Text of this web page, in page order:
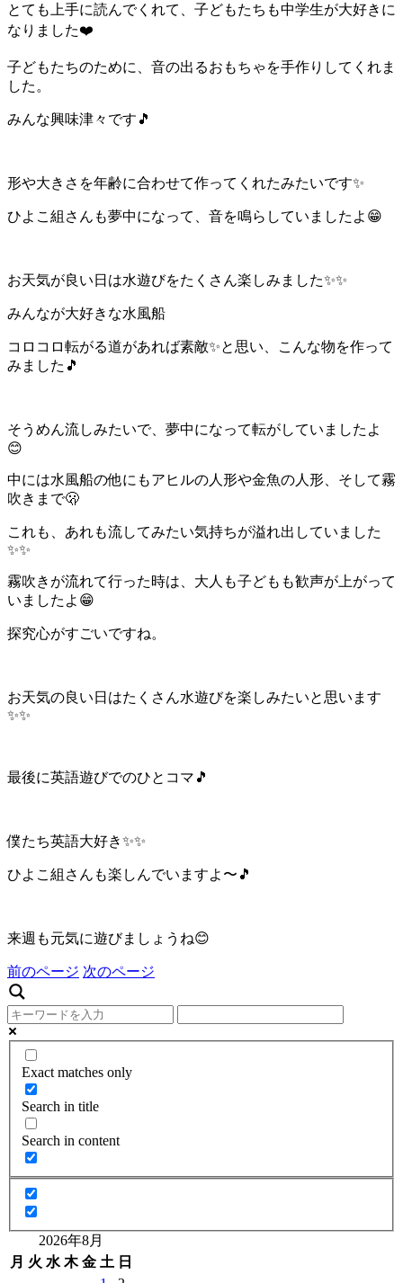
とても上手に読んでくれて、子どもたちも中学生が大好きに
なりました❤️
子どもたちのために、音の出るおもちゃを手作りしてくれま
した。
みんな興味津々です🎵
形や大きさを年齢に合わせて作ってくれたみたいです✨
ひよこ組さんも夢中になって、音を鳴らしていましたよ😁
お天気が良い日は水遊びをたくさん楽しみました✨✨
みんなが大好きな水風船
コロコロ転がる道があれば素敵✨と思い、こんな物を作って
みました🎵
そうめん流しみたいで、夢中になって転がしていましたよ
😊
中には水風船の他にもアヒルの人形や金魚の人形、そして霧
吹きまで🫢
これも、あれも流してみたい気持ちが溢れ出していました
✨✨
霧吹きが流れて行った時は、大人も子どもも歓声が上がって
いましたよ😁
探究心がすごいですね。
お天気の良い日はたくさん水遊びを楽しみたいと思います
✨✨
最後に英語遊びでのひとコマ🎵
僕たち英語大好き✨✨
ひよこ組さんも楽しんでいますよ〜🎵
来週も元気に遊びましょうね😊
前のページ 次のページ
Exact matches only
Search in title
Search in content
2026年8月
月 火 水 木 金 土 日